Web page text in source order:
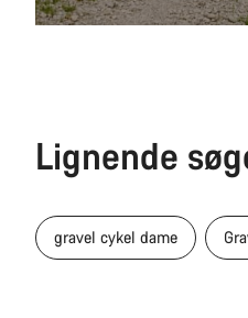
Lignende
gravel cykel dame